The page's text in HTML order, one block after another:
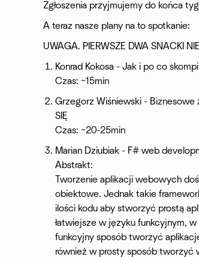
Zgłoszenia przyjmujemy do końca
A teraz nasze plany na to spotkanie:
UWAGA. PIERWSZE DWA SNACKI
Konrad Kokosa - Jak i po co
Czas: ~15min
Grzegorz Wiśniewski - Biznesowe
SIĘ
Czas: ~20-25min
Marian Dziubiak - F# web
Abstrakt:
Tworzenie aplikacji webowych
obiektowe. Jednak takie
ilości kodu aby stworzyć prostą
łatwiejsze w języku funkcyjnym,
funkcyjny sposób tworzyć
również w prosty sposób tworzyć